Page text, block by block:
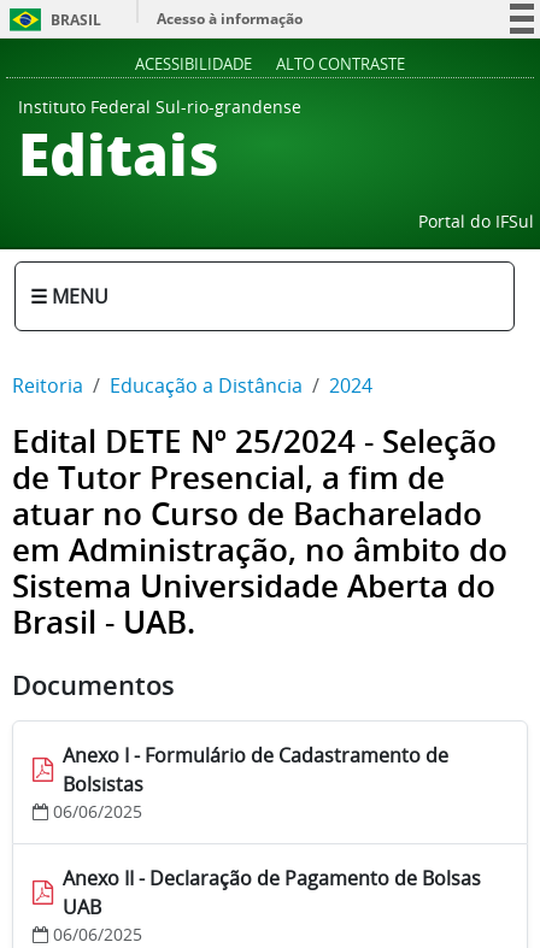
BRASIL
Acesso à informação
ACESSIBILIDADE ALTO CONTRASTE
Instituto Federal Sul-rio-grandense
Editais
Portal do IFSul
☰ MENU
Reitoria Educação a Distância 2024
Edital DETE Nº 25/2024 - Seleção
de Tutor Presencial, a fim de
atuar no Curso de Bacharelado
em Administração, no âmbito do
Sistema Universidade Aberta do
Brasil - UAB.
Documentos
Anexo I - Formulário de Cadastramento de
Bolsistas
06/06/2025
Anexo II - Declaração de Pagamento de Bolsas
UAB
06/06/2025